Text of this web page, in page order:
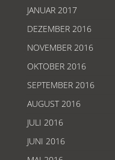
JANUAR 2017
DEZEMBER 2016
NOVEMBER 2016
OKTOBER 2016
SEPTEMBER 2016
AUGUST 2016
JULI 2016
JUNI 2016